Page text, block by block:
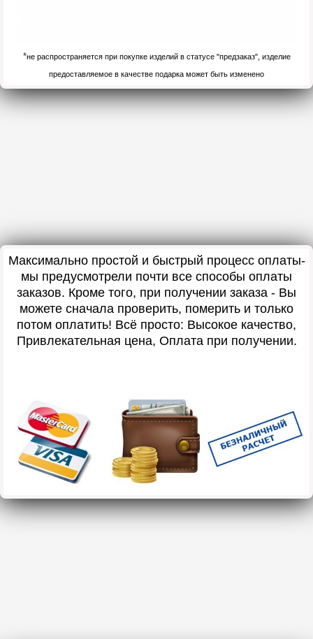
*не распространяется при покупке изделий в статусе "предзаказ", изделие
предоставляемое в качестве подарка может быть изменено
Максимально простой и быстрый процесс оплаты-
мы предусмотрели почти все способы оплаты
заказов. Кроме того, при получении заказа - Вы
можете сначала проверить, померить и только
потом оплатить! Всё просто: Высокое качество,
Привлекательная цена, Оплата при получении.